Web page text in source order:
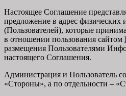
Настоящее Соглашение
предложение в адрес
(Пользователей), которые
в отношении пользования сайтом
размещения Пользователями
настоящего Соглашения.
Администрация и Пользователь
«Стороны», а по отдельности –